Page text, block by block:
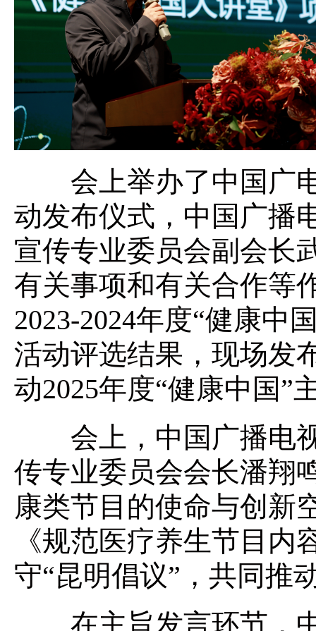
会上举办了中国广电
动发布仪式，中国广播
宣传专业委员会副会长
有关事项和有关合作等
2023-2024年度“健康中
活动评选结果，现场发
动2025年度“健康中国”
会上，中国广播电视
传专业委员会会长潘翔
康类节目的使命与创新
《规范医疗养生节目
守“昆明倡议”，共同推
在主旨发言环节，中